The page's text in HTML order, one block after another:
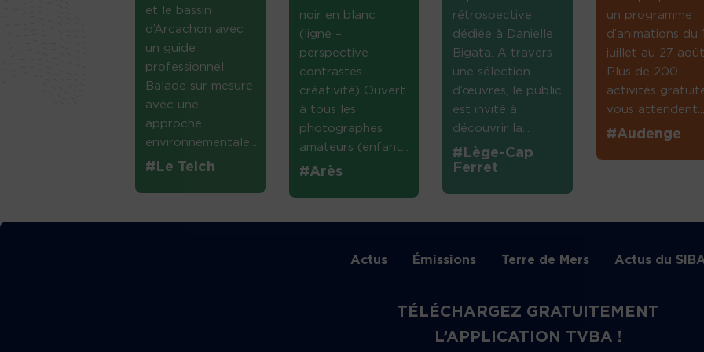
et le bassin
d’Arcachon avec
un guide
professionnel.
Balade sur mesure
avec une
approche
environnementale....
#Le Teich
noir en blanc
(ligne –
perspective –
contrastes –
créativité) Ouvert
à tous les
photographes
amateurs (enfant...
#Arès
rétrospective
dédiée à Danielle
Bigata. A travers
une sélection
d’œuvres, le public
est invité à
découvrir la...
#Lège-Cap
Ferret
un programme
d’animations du 1
juillet au 27
Plus de 200
activités
vous
#Audenge
Actus Émissions Terre de Mers Actus du
TÉLÉCHARGEZ GRATUITEMENT
L’APPLICATION TVBA !